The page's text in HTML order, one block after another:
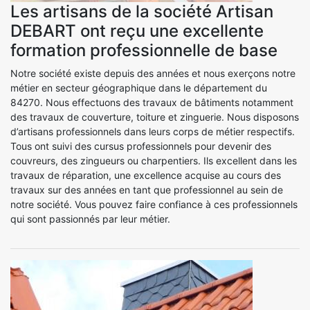
Les artisans de la société Artisan
DEBART ont reçu une excellente
formation professionnelle de base
Notre société existe depuis des années et nous exerçons notre
métier en secteur géographique dans le département du
84270. Nous effectuons des travaux de bâtiments notamment
des travaux de couverture, toiture et zinguerie. Nous disposons
d’artisans professionnels dans leurs corps de métier respectifs.
Tous ont suivi des cursus professionnels pour devenir des
couvreurs, des zingueurs ou charpentiers. Ils excellent dans les
travaux de réparation, une excellence acquise au cours des
travaux sur des années en tant que professionnel au sein de
notre société. Vous pouvez faire confiance à ces professionnels
qui sont passionnés par leur métier.